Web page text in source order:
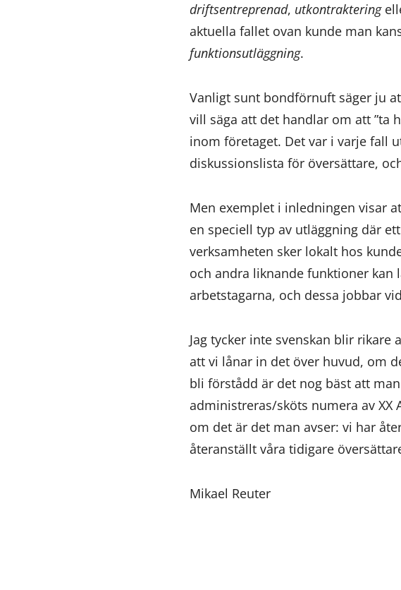
driftsentreprenad, utkontraktering
aktuella fallet ovan kunde man
funktionsutläggning.
Vanligt sunt bondförnuft säger ju
vill säga att det handlar om att ”ta
inom företaget. Det var i varje fall
diskussionslista för översättare,
Men exemplet i inledningen visar
en speciell typ av utläggning där
verksamheten sker lokalt hos
och andra liknande funktioner kan
arbetstagarna, och dessa jobbar
Jag tycker inte svenskan blir rikare
att vi lånar in det över huvud, om
bli förstådd är det nog bäst att
administreras/sköts numera av XX
om det är det man avser: vi har
återanställt våra tidigare
Mikael Reuter